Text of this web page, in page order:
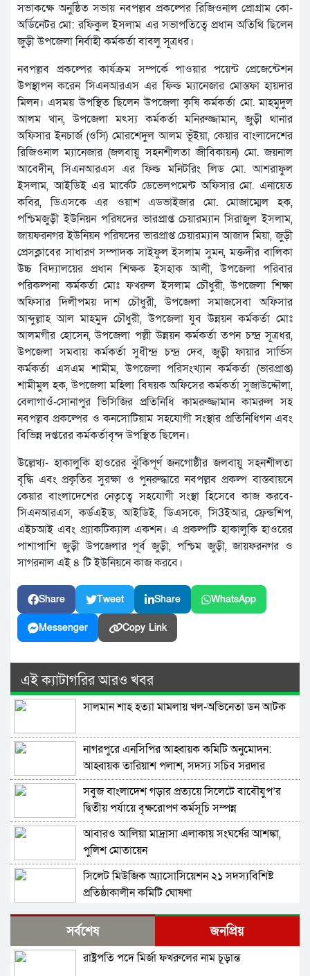
সভাকক্ষে অনুষ্ঠিত সভায় নবপল্লব প্রকল্পের রিজিওনাল প্রোগ্রাম কো-
অর্ডিনেটর মো: রফিকুল ইসলাম এর সভাপতিত্বে প্রধান অতিথি ছিলেন
জুড়ী উপজেলা নির্বাহী কর্মকর্তা বাবলু সূত্রধর।
নবপল্লব প্রকল্পের কার্যক্রম সম্পর্কে পাওয়ার পয়েন্ট প্রেজেন্টেশন
উপস্থাপন করেন সিএনআরএস এর ফিল্ড ম্যানেজার মোস্তফা হায়দার
মিলন। এসময় উপস্থিত ছিলেন উপজেলা কৃষি কর্মকর্তা মো. মাহমুদুল
আলম খান, উপজেলা মৎস্য কর্মকর্তা মনিরুজ্জামান, জুড়ী থানার
অফিসার ইনচার্জ (ওসি) মোরশেদুল আলম ভূঁইয়া, কেয়ার বাংলাদেশের
রিজিওনাল ম্যানেজার (জলবায়ু সহনশীলতা জীবিকায়ন) মো. জয়নাল
আবেদীন, সিএনআরএস এর ফিল্ড মনিটরিং লিড মো. আশরাফুল
ইসলাম, আইডিই এর মার্কেট ডেভেলপমেন্ট অফিসার মো. এনায়েত
কবির, ডিএসকে এর ওয়াশ এডভাইজার মো. মোজাম্মেল হক,
পশ্চিমজুড়ী ইউনিয়ন পরিষদের ভারপ্রাপ্ত চেয়ারম্যান সিরাজুল ইসলাম,
জায়ফরনগর ইউনিয়ন পরিষদের ভারপ্রাপ্ত চেয়ারম্যান আজাদ মিয়া, জুড়ী
প্রেসক্লাবের সাধারণ সম্পাদক সাইফুল ইসলাম সুমন, মক্তদীর বালিকা
উচ্চ বিদ্যালয়ের প্রধান শিক্ষক ইসহাক আলী, উপজেলা পরিবার
পরিকল্পনা কর্মকর্তা মোঃ ফখরুল ইসলাম চৌধুরী, উপজেলা শিক্ষা
অফিসার দিলীপময় দাশ চৌধুরী, উপজেলা সমাজসেবা অফিসার
আব্দুল্লাহ আল মাহমুদ চৌধুরী, উপজেলা যুব উন্নয়ন কর্মকর্তা মোঃ
আলমগীর হোসেন, উপজেলা পল্লী উন্নয়ন কর্মকর্তা তপন চন্দ্র সূত্রধর,
উপজেলা সমবায় কর্মকর্তা সুধীন্দ্র চন্দ্র দেব, জুড়ী ফায়ার সার্ভিস
কর্মকর্তা এসএম শামীম, উপজেলা পরিসংখ্যান কর্মকর্তা (ভারপ্রাপ্ত)
শামীমুল হক, উপজেলা মহিলা বিষয়ক অফিসের কর্মকর্তা সুজাউদ্দৌলা,
বেলাগাওঁ-সোনাপুর ভিসিজির প্রতিনিধি কামরুজ্জামান কামরুল সহ
নবপল্লব প্রকল্পের ও কনসোটিয়াম সহযোগী সংস্থার প্রতিনিধিগন এবং
বিভিন্ন দপ্তরের কর্মকর্তাবৃন্দ উপস্থিত ছিলেন।
উল্লেখ্য- হাকালুকি হাওরের ঝুঁকিপূর্ণ জনগোষ্ঠীর জলবায়ু সহনশীলতা
বৃদ্ধি এবং প্রকৃতির সুরক্ষা ও পুনরুদ্ধারে নবপল্লব প্রকল্প বাস্তবায়নে
কেয়ার বাংলাদেশের নেতৃত্বে সহযোগী সংস্থা হিসেবে কাজ করবে-
সিএনআরএস, কর্ডএইড, আইডিই, ডিএসকে, সি3ইআর, ফ্রেন্ডশিপ,
এইচআই এবং প্র্যাকটিক্যাল একশন। এ প্রকল্পটি হাকালুকি হাওরের
পাশাপাশি জুড়ী উপজেলার পূর্ব জুড়ী, পশ্চিম জুড়ী, জায়ফরনগর ও
সাগরনাল এই ৪ টি ইউনিয়নে কাজ করবে।
Share Tweet Share WhatsApp
Messenger Copy Link
এই ক্যাটাগরির আরও খবর
সালমান শাহ হত্যা মামলায় খল-অভিনেতা ডন আটক
নাগরপুরে এনসিপির আহ্বায়ক কমিটি অনুমোদন:
আহ্বায়ক তারিয়াশ পলাশ, সদস্য সচিব সরদার
আশরাফ
সবুজ বাংলাদেশ গড়ার প্রত্যয়ে সিলেটে বাবৌযুপ’র
দ্বিতীয় পর্যায়ে বৃক্ষরোপণ কর্মসূচি সম্পন্ন
আবারও আলিয়া মাদ্রাসা এলাকায় সংঘর্ষের আশঙ্কা,
পুলিশ মোতায়েন
সিলেট মিউজিক অ্যাসোসিয়েশন ২১ সদস্যবিশিষ্ট
প্রতিষ্ঠাকালীন কমিটি ঘোষণা
বাঘা পৌরসভায় রাস্তা ও ড্রেনের কাজের ভিত্তিপ্রস্তর
স্থাপন করলেন-এমপি চাঁদ
নিরাপত্তার নিশ্চয়তা পেলে ‘দেশে ফিরতে প্রস্তুত’ সাকিব,
সর্বশেষ জনপ্রিয়
রাষ্ট্রপতি পদে মির্জা ফখরুলের নাম চূড়ান্ত